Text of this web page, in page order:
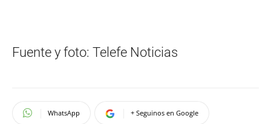
Fuente y foto: Telefe Noticias
WhatsApp + Seguinos en Google